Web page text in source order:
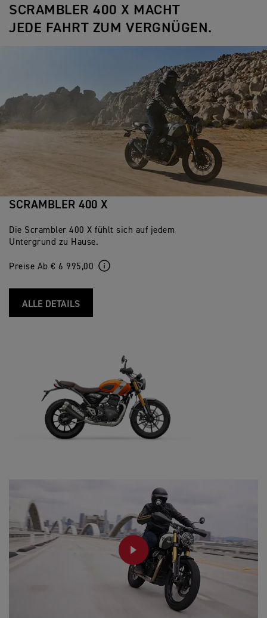
SCRAMBLER 400 X MACHT
JEDE FAHRT ZUM VERGNÜGEN.
SCRAMBLER 400 X
Die Scrambler 400 X fühlt sich auf jedem
Untergrund zu Hause.
Preise Ab € 6 995,00
ALLE DETAILS
PLAY